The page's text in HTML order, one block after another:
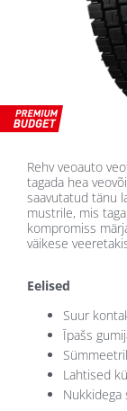
Rehv veoauto
tagada hea
saavutatud tänu
mustrile, mis
kompromiss
väikese
Eelised
Suur
Īpašs
Lahtised
Nukkidega